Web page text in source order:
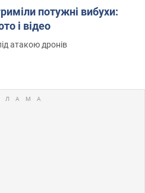
потужні вибухи:
і відео
атакою дронів